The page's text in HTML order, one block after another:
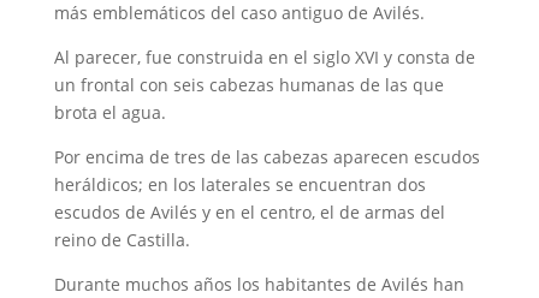
más emblemáticos del caso antiguo de Avilés.
Al parecer, fue construida en el siglo XVI y consta de
un frontal con seis cabezas humanas de las que
brota el agua.
Por encima de tres de las cabezas aparecen escudos
heráldicos; en los laterales se encuentran dos
escudos de Avilés y en el centro, el de armas del
reino de Castilla.
Durante muchos años los habitantes de Avilés han